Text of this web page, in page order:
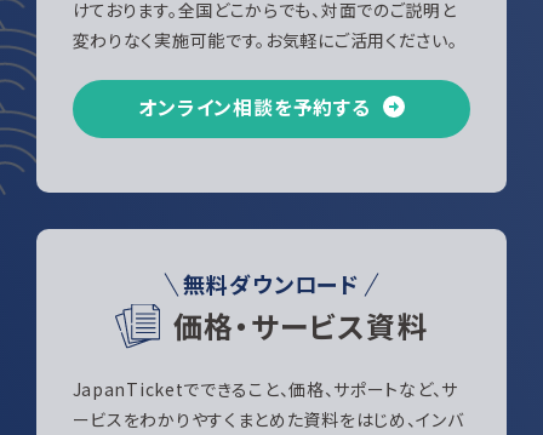
けております。全国どこからでも、対面でのご説明と
変わりなく実施可能です。お気軽にご活用ください。
オンライン相談を予約する
無料ダウンロード
価格・サービス資料
JapanTicketでできること、価格、サポートなど、サ
ービスをわかりやすくまとめた資料をはじめ、インバ